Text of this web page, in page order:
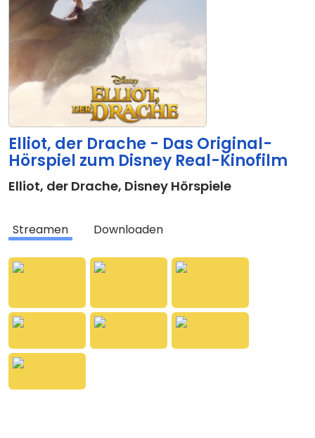
Elliot, der Drache - Das Original-
Hörspiel zum Disney Real-Kinofilm
Elliot, der Drache, Disney Hörspiele
Streamen Downloaden